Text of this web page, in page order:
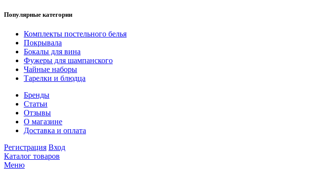
Популярные категории
Комплекты постельного белья
Покрывала
Бокалы для вина
Фужеры для шампанского
Чайные наборы
Тарелки и блюдца
Бренды
Статьи
Отзывы
О магазине
Доставка и оплата
Регистрация Вход
Каталог товаров
Меню